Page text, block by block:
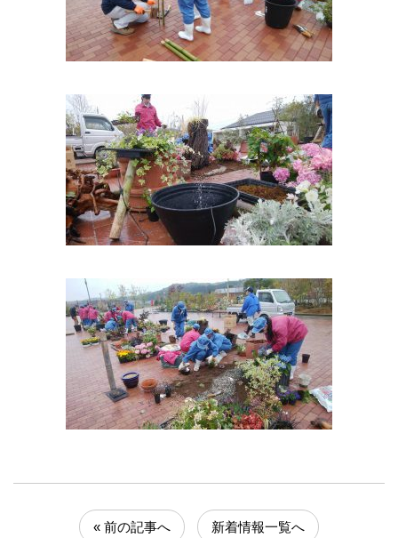
« 前の記事へ 新着情報一覧へ